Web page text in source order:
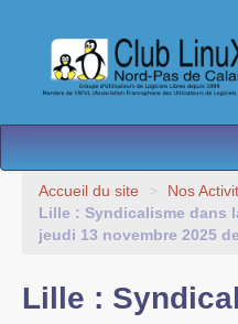
L’Association
Nos Activités
Accueil du site > Nos
Lille : Syndicalisme dans
jeudi 13 novembre 2025
Lille :